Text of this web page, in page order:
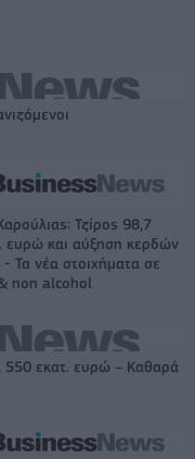
Τζίρος 98,7
ευρώ και αύξηση κερδών
Τα νέα στοιχήματα σε
non alcohol
550 εκατ. ευρώ – Καθαρά